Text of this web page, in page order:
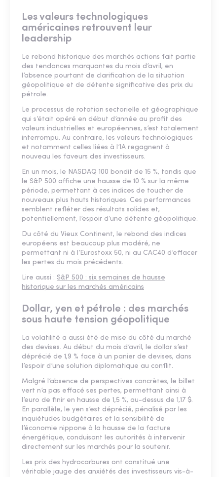
Les valeurs technologiques
américaines retrouvent leur
leadership
Le rebond historique des marchés actions fait partie
des tendances marquantes du mois d’avril, en
l’absence pourtant de clarification de la situation
géopolitique et de détente significative des prix du
pétrole.
Le processus de rotation sectorielle et géographique
qui s’était opéré en début d’année au profit des
valeurs industrielles et européennes, s’est totalement
interrompu. Au contraire, les valeurs technologiques
et notamment celles liées à l’IA regagnent à
nouveau les faveurs des investisseurs.
En un mois, le NASDAQ 100 bondit de 15 %, tandis que
le S&P 500 affiche une hausse de 10 % sur la même
période, permettant à ces indices de toucher de
nouveaux plus hauts historiques. Ces performances
semblent refléter des résultats solides et,
potentiellement, l’espoir d’une détente géopolitique.
Du côté du Vieux Continent, le rebond des indices
européens est beaucoup plus modéré, ne
permettant ni à l’Eurostoxx 50, ni au CAC40 d’effacer
les pertes du mois précédents.
Lire aussi : S&P 500 : six semaines de hausse
historique sur les marchés américains
Dollar, yen et pétrole : des marchés
sous haute tension géopolitique
La volatilité a aussi été de mise du côté du marché
des devises. Au début du mois d’avril, le dollar s’est
déprécié de 1,9 % face à un panier de devises, dans
l’espoir d’une solution diplomatique au conflit.
Malgré l’absence de perspectives concrètes, le billet
vert n’a pas effacé ses pertes, permettant ainsi à
l’euro de finir en hausse de 1,5 %, au-dessus de 1,17 $.
En parallèle, le yen s’est déprécié, pénalisé par les
inquiétudes budgétaires et la sensibilité de
l’économie nippone à la hausse de la facture
énergétique, conduisant les autorités à intervenir
directement sur les marchés pour la soutenir.
Les prix des hydrocarbures ont constitué une
véritable jauge des anxiétés des investisseurs vis-à-